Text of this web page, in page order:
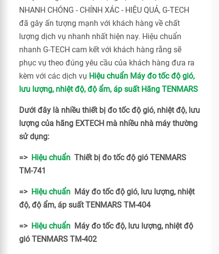
NHANH CHÓNG - CHÍNH XÁC - HIỆU QUẢ, G-TECH
đã gây ấn tượng mạnh với khách hàng về chất
lượng dịch vụ nhanh nhất hiện nay. Hiệu chuẩn
nhanh G-TECH cam kết với khách hàng rằng sẽ
phục vụ theo đúng yêu cầu của khách hàng đưa ra
kèm với các dịch vụ Hiệu chuẩn Máy đo tốc độ gió,
lưu lượng, nhiệt độ, độ ẩm, áp suất Hãng TENMARS
Dưới đây là nhiều thiết bị đo tốc độ gió, nhiệt độ, lưu
lượng của hãng EXTECH mà nhiều nhà máy thường
sử dụng:
=> Hiệu chuẩn Thiết bị đo tốc độ gió TENMARS
TM-741
=> Hiệu chuẩn Máy đo tốc độ gió, lưu lượng, nhiệt
độ, độ ẩm, áp suất TENMARS TM-404
=> Hiệu chuẩn Máy đo tốc độ, lưu lượng, nhiệt độ
gió TENMARS TM-402